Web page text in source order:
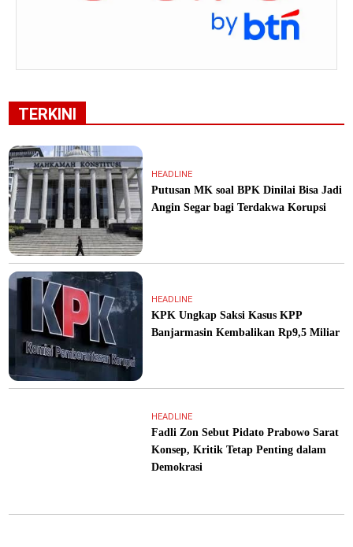
TERKINI
HEADLINE
Putusan MK soal BPK Dinilai Bisa Jadi
Angin Segar bagi Terdakwa Korupsi
HEADLINE
KPK Ungkap Saksi Kasus KPP
Banjarmasin Kembalikan Rp9,5 Miliar
HEADLINE
Fadli Zon Sebut Pidato Prabowo Sarat
Konsep, Kritik Tetap Penting dalam
Demokrasi